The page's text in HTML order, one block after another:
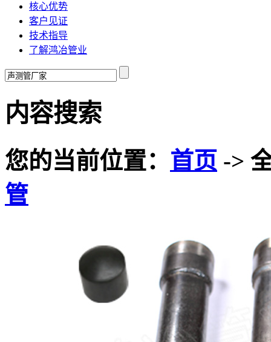
核心优势
客户见证
技术指导
了解鸿冶管业
内容搜索
您的当前位置： 首页 ->
管